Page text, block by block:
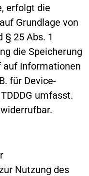
erfolgt die
Grundlage von
§ 25 Abs. 1
die Speicherung
auf Informationen
für Device-
umfasst.
Nutzung des